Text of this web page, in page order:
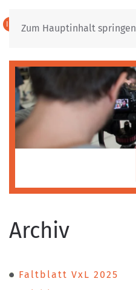
Zum Hauptinhalt springen
IT DE
Archiv
Faltblatt VxL 2025